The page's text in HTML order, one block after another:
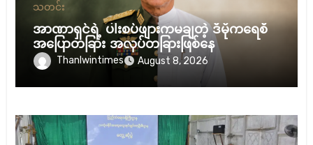
သတင်း
အာဏာရှင်ရဲ့ ပါးစပ်ဖျားကမချတဲ့ ဒီမိုကရေစီ
အပြောတခြား အလုပ်တခြားဖြစ်နေ
Thanlwintimes August 8, 2026